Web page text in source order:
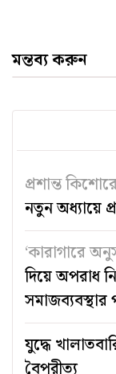
মন্তব্য করুন
প্রশান্ত
নতুন অধ্যায়ে
‘কারাগারে
দিয়ে অপরাধ
যুদ্ধে
বৈপরীত্য